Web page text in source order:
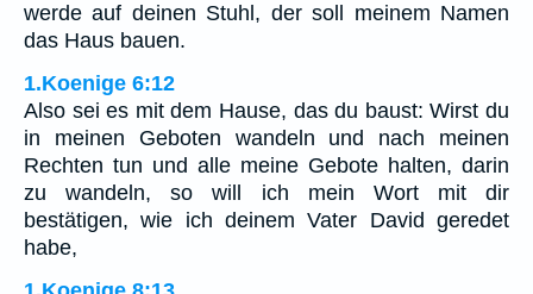
werde auf deinen Stuhl, der soll meinem Namen
das Haus bauen.
1.Koenige 6:12
Also sei es mit dem Hause, das du baust: Wirst du
in meinen Geboten wandeln und nach meinen
Rechten tun und alle meine Gebote halten, darin
zu wandeln, so will ich mein Wort mit dir
bestätigen, wie ich deinem Vater David geredet
habe,